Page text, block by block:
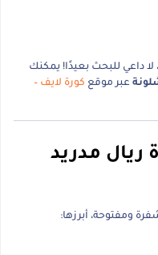
لا داعي للبحث بعيدًا! يمكنك
عبر موقع كورة لايف –
ريال مدريد
ومفتوحة، أبرزها: